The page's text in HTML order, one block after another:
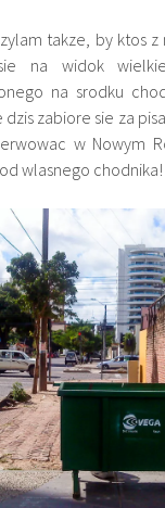
takze, by ktos z
na widok
na srodku
zabiore sie za
w Nowym
wlasnego chodnika!